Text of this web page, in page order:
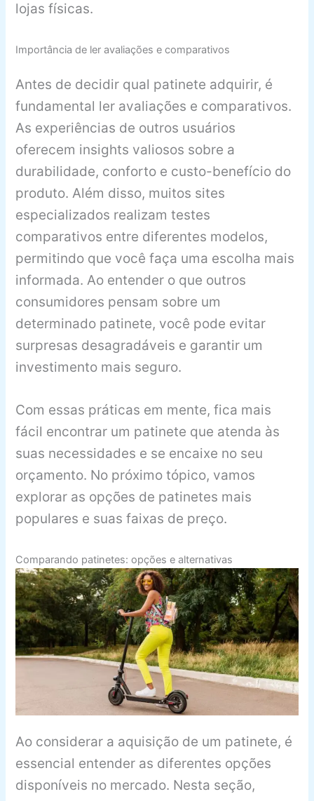
lojas físicas.
Importância de ler avaliações e comparativos
Antes de decidir qual patinete adquirir, é
fundamental ler avaliações e comparativos.
As experiências de outros usuários
oferecem insights valiosos sobre a
durabilidade, conforto e custo-benefício do
produto. Além disso, muitos sites
especializados realizam testes
comparativos entre diferentes modelos,
permitindo que você faça uma escolha mais
informada. Ao entender o que outros
consumidores pensam sobre um
determinado patinete, você pode evitar
surpresas desagradáveis e garantir um
investimento mais seguro.
Com essas práticas em mente, fica mais
fácil encontrar um patinete que atenda às
suas necessidades e se encaixe no seu
orçamento. No próximo tópico, vamos
explorar as opções de patinetes mais
populares e suas faixas de preço.
Comparando patinetes: opções e alternativas
Ao considerar a aquisição de um patinete, é
essencial entender as diferentes opções
disponíveis no mercado. Nesta seção,